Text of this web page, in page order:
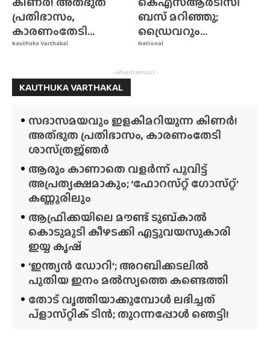
Kauthuka Varthakal
പ്രതിഭാസം,
കാരണംതേടി...
National
ബസ് മറിഞ്ഞു;
ഡ്രൈവറും...
- Advertisement -
KAUTHUKA VARTHAKAL
സദാസമയവും ഇളകിമറിയുന്ന കിണർ!
അത്‌ഭുത പ്രതിഭാസം, കാരണംതേടി
ശാസ്‌ത്രജ്‌ഞർ
ആരും കാണാതെ വളർന്ന് പൂവിട്ട്
അപ്രത്യക്ഷമാകും; ‘ഫോറസ്‌റ്റ്‌ ഗോസ്‌റ്റ്’
കണ്ണൂരിലും
ആഫ്രിക്കയിലെ മൗണ്ട് ടുബ്‌കാൽ
കൊടുമുടി കീഴടക്കി എട്ടുവയസുകാരി
ഇയ്യ കൃഷ്
‘ഇന്ത്യൻ ഡോറി’; അറബിക്കടലിൽ
പുതിയ ഇനം മൽസ്യത്തെ കണ്ടെത്തി
തോട് വൃത്തിയാക്കുമ്പോൾ ലഭിച്ചത്
പ്‌ളാസ്‌റ്റിക് ടിൻ; തുറന്നപ്പോൾ ഞെട്ടി!